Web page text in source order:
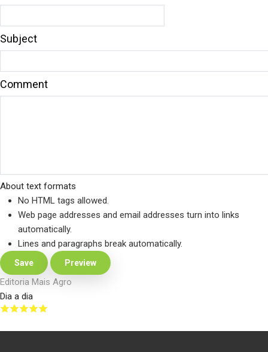
Subject
Comment
About text formats
No HTML tags allowed.
Web page addresses and email addresses turn into links
automatically.
Lines and paragraphs break automatically.
Editoria Mais Agro
Dia a dia